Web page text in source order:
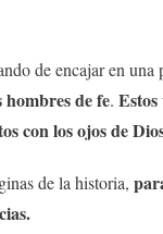
de encajar en
hombres de fe. Estos
con los ojos de
de la historia,